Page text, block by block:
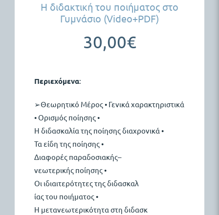
Η διδακτική του ποιήματος στο
Γυμνάσιο (Video+PDF)
30,00€
Περιεχόμενα:
➢Θεωρητικό Μέρος • Γενικά χαρακτηριστικά
• Ορισμός ποίησης •
Η διδασκαλία της ποίησηςδιαχρονικά •
Τα είδη της ποίησης •
Διαφορές παραδοσιακής–
νεωτερικής ποίησης •
Οι ιδιαιτερότητεςτηςδιδασκαλ
ίαςτου ποιήματος •
Η μετανεωτερικότητα στη διδασκ